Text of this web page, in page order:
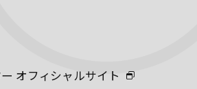
オフィシャルサイト